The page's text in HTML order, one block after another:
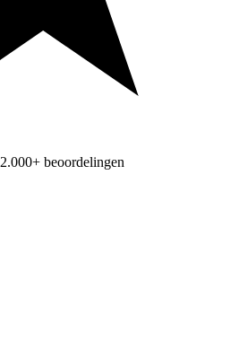
2.000+ beoordelingen